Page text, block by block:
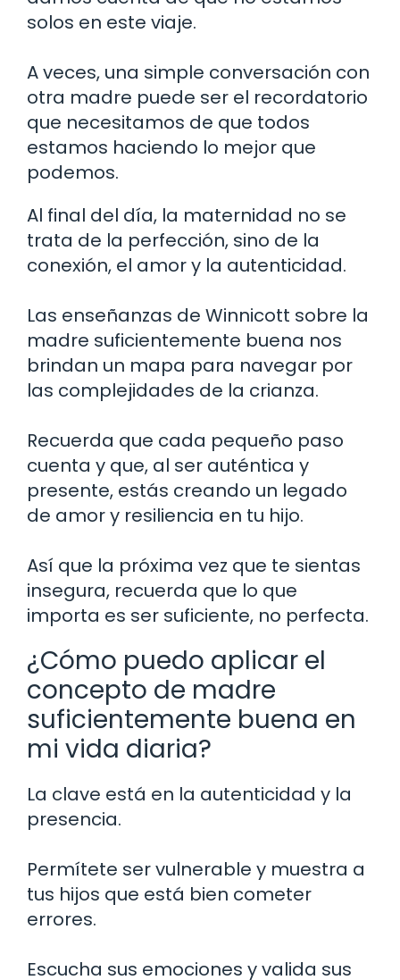
solos en este viaje.
A veces, una simple conversación con
otra madre puede ser el recordatorio
que necesitamos de que todos
estamos haciendo lo mejor que
podemos.
Al final del día, la maternidad no se
trata de la perfección, sino de la
conexión, el amor y la autenticidad.
Las enseñanzas de Winnicott sobre la
madre suficientemente buena nos
brindan un mapa para navegar por
las complejidades de la crianza.
Recuerda que cada pequeño paso
cuenta y que, al ser auténtica y
presente, estás creando un legado
de amor y resiliencia en tu hijo.
Así que la próxima vez que te sientas
insegura, recuerda que lo que
importa es ser suficiente, no perfecta.
¿Cómo puedo aplicar el
concepto de madre
suficientemente buena en
mi vida diaria?
La clave está en la autenticidad y la
presencia.
Permítete ser vulnerable y muestra a
tus hijos que está bien cometer
errores.
Escucha sus emociones y valida sus